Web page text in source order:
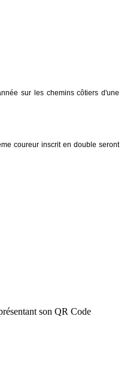
sur les chemins côtiers d'une
coureur inscrit en double seront
son QR Code